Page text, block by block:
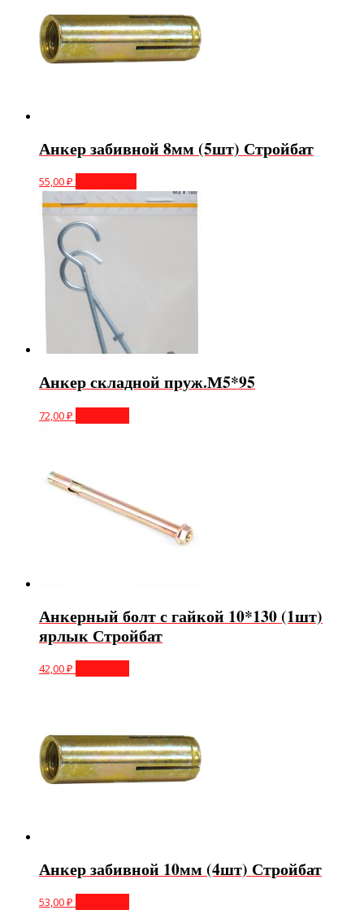
Анкер забивной 8мм (5шт) Стройбат
55,00₽
Анкер складной пруж.М5*95
72,00₽
Анкерный болт с гайкой 10*130 (1шт)
ярлык Стройбат
42,00₽
Анкер забивной 10мм (4шт) Стройбат
53,00₽